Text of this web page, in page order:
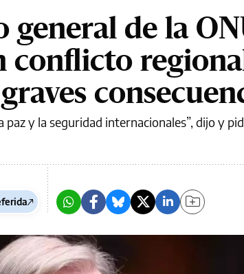
general de la
conflicto
paz y la seguridad internacionales”, dijo y